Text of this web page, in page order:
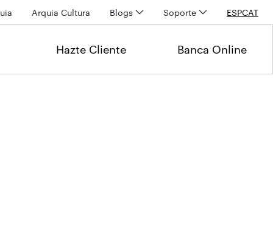
Arquia Cultura Blogs Soporte ESPCAT
Hazte Cliente Banca Online